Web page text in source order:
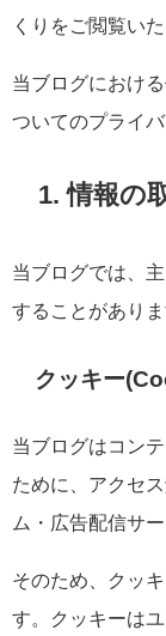
くりをご閲覧い
当ブログにおけ
ついてのプライ
1. 情報の
当ブログでは、
することがありま
クッキー
当ブログはコン
ために、アクセ
ム・広告配信サ
そのため、クッ
す。クッキーは